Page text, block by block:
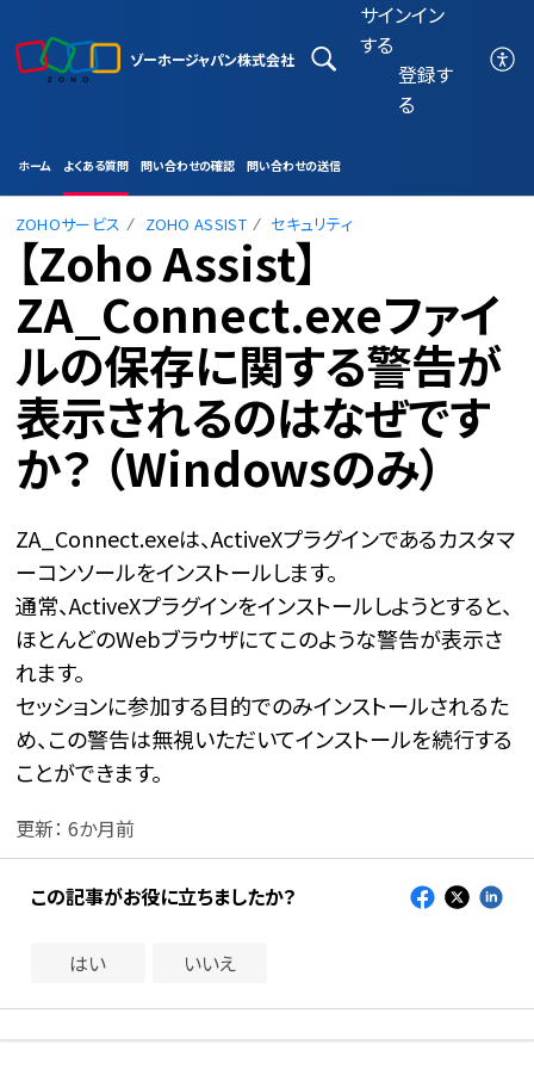
ゾーホージャパン株式会社
サインイン
する
登録す
る
ホーム よくある質問 問い合わせの確認 問い合わせの送信
ZOHOサービス ZOHO ASSIST セキュリティ
【Zoho Assist】
ZA_Connect.exeファイ
ルの保存に関する警告が
表示されるのはなぜです
か？ （Windowsのみ）
ZA_Connect.exeは、ActiveXプラグインであるカスタマ
ーコンソールをインストールします。
通常、ActiveXプラグインをインストールしようとすると、
ほとんどのWebブラウザにてこのような警告が表示さ
れます。
セッションに参加する目的でのみインストールされるた
め、この警告は無視いただいてインストールを続行する
ことができます。
更新： 6か月前
この記事がお役に立ちましたか？
はい いいえ